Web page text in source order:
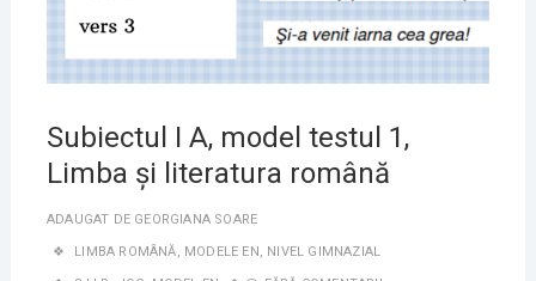
Subiectul I A, model testul 1,
Limba și literatura română
ADAUGAT DE GEORGIANA SOARE
LIMBA ROMÂNĂ, MODELE EN , NIVEL GIMNAZIAL